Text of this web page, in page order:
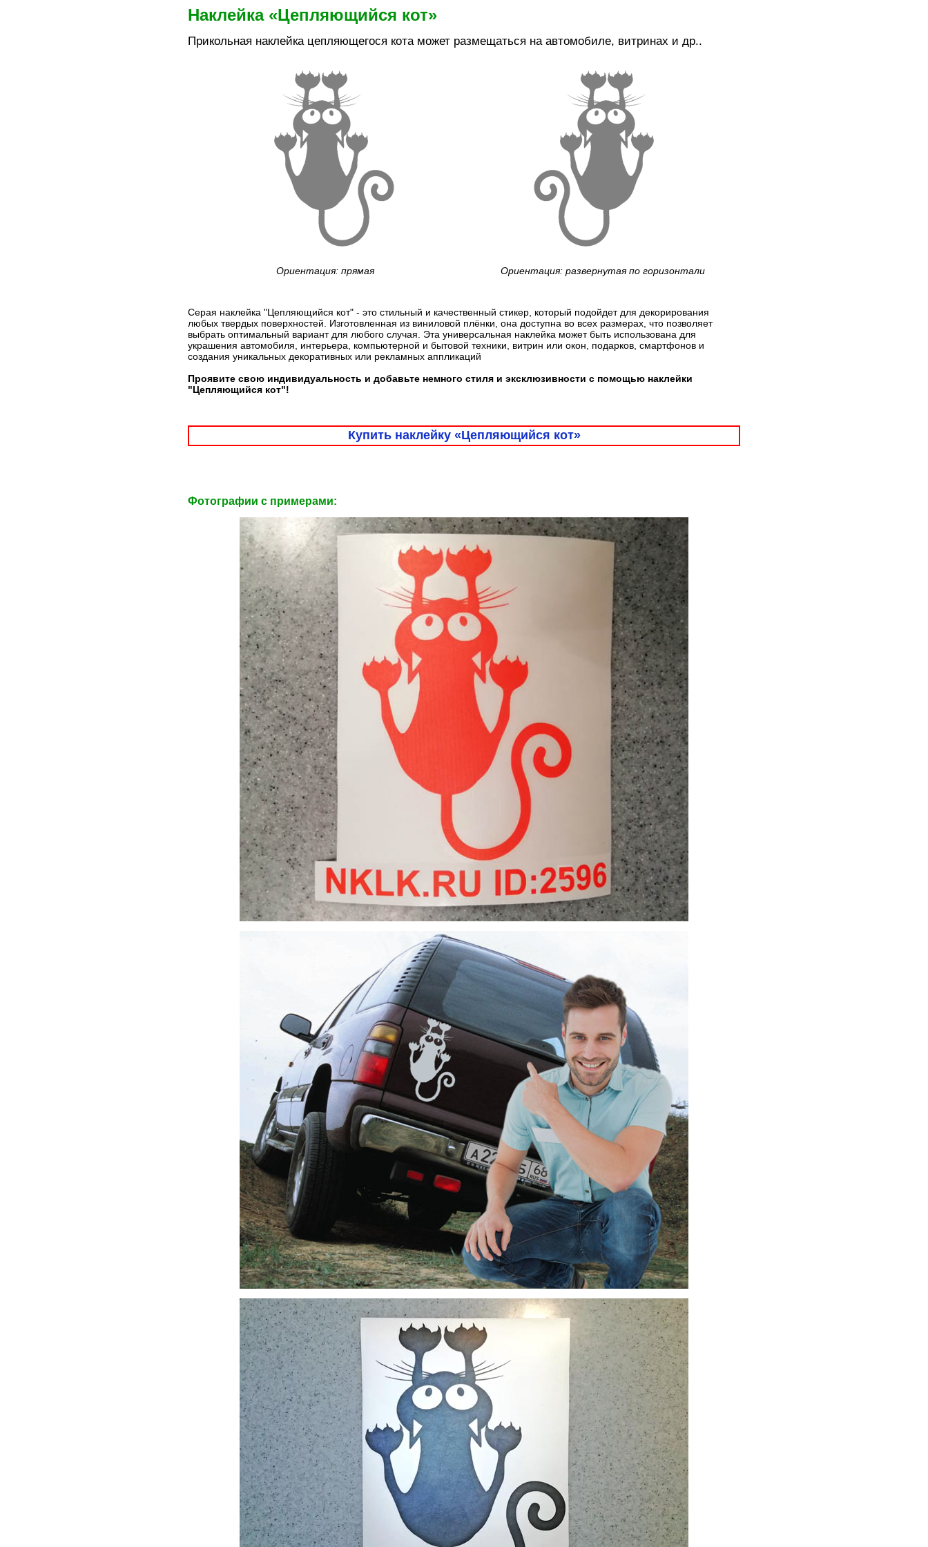
Наклейка «Цепляющийся кот»
Прикольная наклейка цепляющегося кота может размещаться на автомобиле, витринах и др..
Ориентация: прямая Ориентация: развернутая по горизонтали
Серая наклейка "Цепляющийся кот" - это стильный и качественный стикер, который подойдет для декорирования
любых твердых поверхностей. Изготовленная из виниловой плёнки, она доступна во всех размерах, что позволяет
выбрать оптимальный вариант для любого случая. Эта универсальная наклейка может быть использована для
украшения автомобиля, интерьера, компьютерной и бытовой техники, витрин или окон, подарков, смартфонов и
создания уникальных декоративных или рекламных аппликаций
Проявите свою индивидуальность и добавьте немного стиля и эксклюзивности с помощью наклейки
"Цепляющийся кот"!
Купить наклейку «Цепляющийся кот»
Фотографии c примерами: